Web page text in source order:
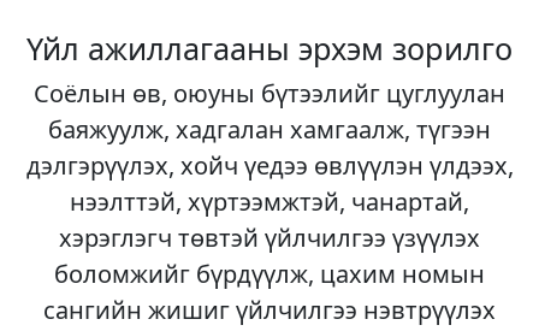
Үйл ажиллагааны эрхэм зорилго
Соёлын өв, оюуны бүтээлийг цуглуулан
баяжуулж, хадгалан хамгаалж, түгээн
дэлгэрүүлэх, хойч үедээ өвлүүлэн үлдээх,
нээлттэй, хүртээмжтэй, чанартай,
хэрэглэгч төвтэй үйлчилгээ үзүүлэх
боломжийг бүрдүүлж, цахим номын
сангийн жишиг үйлчилгээ нэвтрүүлэх